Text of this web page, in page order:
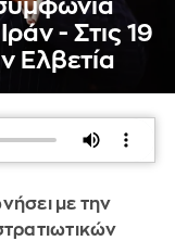
- Στις 19
Ελβετία
με την